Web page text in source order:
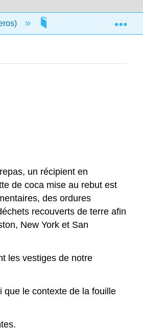
11 : Archéologie
un récipient en
de coca mise au rebut est
des ordures
recouverts de terre afin
New York et San
les vestiges de notre
que le contexte de la fouille